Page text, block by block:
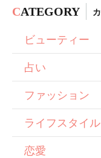
CATEGORY
ビューティー
占い
ファッション
ライフスタイル
恋愛